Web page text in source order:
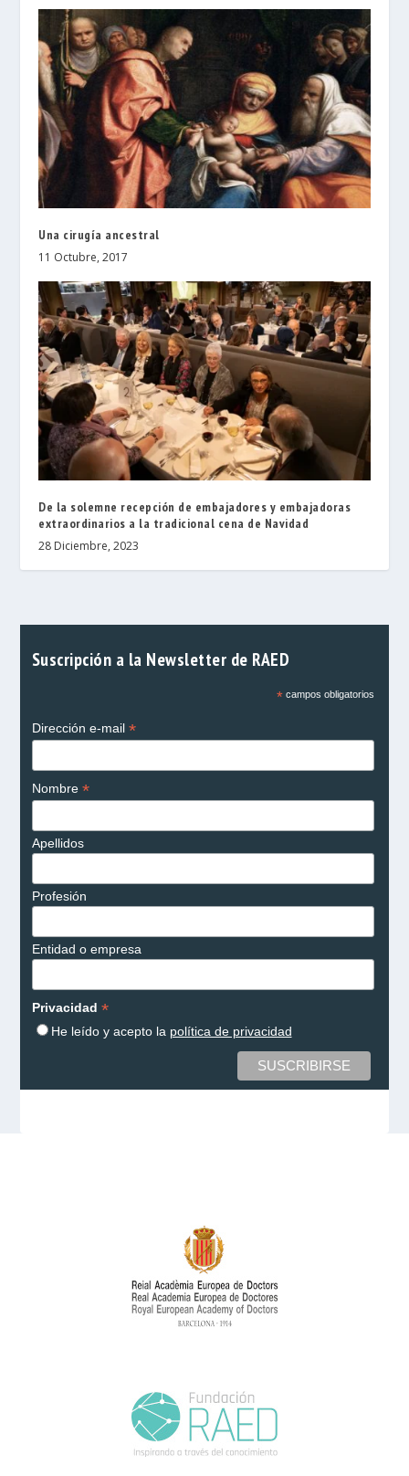
Una cirugía ancestral
11 Octubre, 2017
De la solemne recepción de embajadores y embajadoras
extraordinarios a la tradicional cena de Navidad
28 Diciembre, 2023
Suscripción a la Newsletter de RAED
*campos obligatorios
Dirección e-mail *
Nombre *
Apellidos
Profesión
Entidad o empresa
Privacidad *
He leído y acepto la política de privacidad